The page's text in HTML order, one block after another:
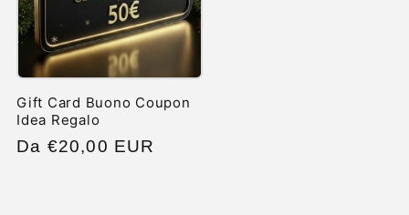
Gift Card Buono Coupon
Idea Regalo
Prezzo
Da €20,00 EUR